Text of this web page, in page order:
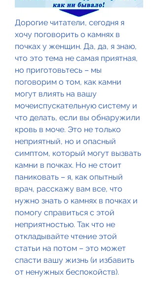
Дорогие читатели, сегодня я
хочу поговорить о камнях в
почках у женщин. Да, да, я знаю,
что это тема не самая приятная,
но приготовьтесь – мы
поговорим о том, как камни
могут влиять на вашу
мочеиспускательную систему и
что делать, если вы обнаружили
кровь в моче. Это не только
неприятный, но и опасный
симптом, который могут вызвать
камни в почках. Но не стоит
паниковать – я, как опытный
врач, расскажу вам все, что
нужно знать о камнях в почках и
помогу справиться с этой
неприятностью. Так что не
откладывайте чтение этой
статьи на потом – это может
спасти вашу жизнь (и избавить
от ненужных беспокойств).